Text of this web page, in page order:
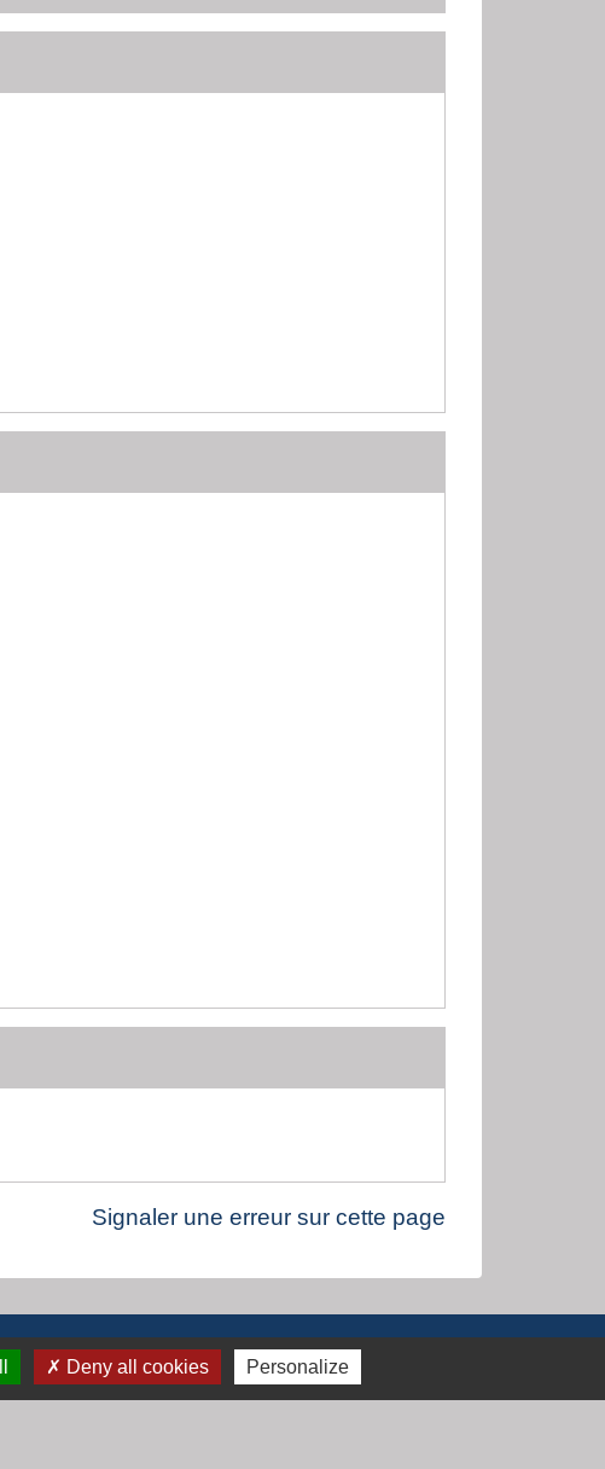
Signaler une erreur sur cette page
Deny all cookies Personalize